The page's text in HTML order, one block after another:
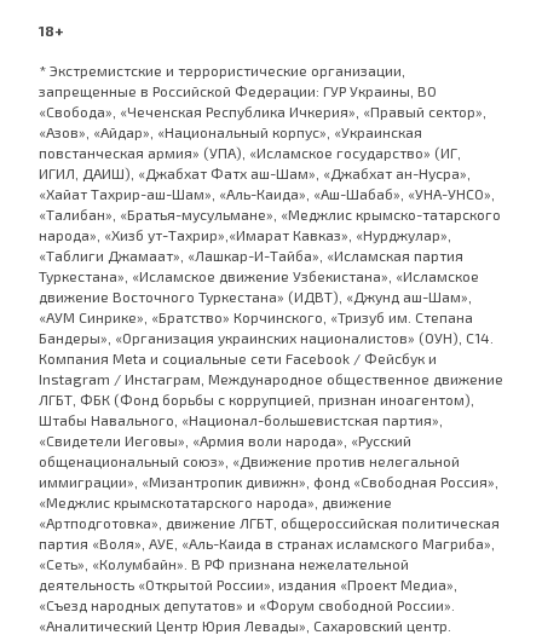
18+
* Экстремистские и террористические организации,
запрещенные в Российской Федерации: ГУР Украины, ВО
«Свобода», «Чеченская Республика Ичкерия», «Правый сектор»,
«Азов», «Айдар», «Национальный корпус», «Украинская
повстанческая армия» (УПА), «Исламское государство» (ИГ,
ИГИЛ, ДАИШ), «Джабхат Фатх аш-Шам», «Джабхат ан-Нусра»,
«Хайат Тахрир-аш-Шам», «Аль-Каида», «Аш-Шабаб», «УНА-УНСО»,
«Талибан», «Братья-мусульмане», «Меджлис крымско-татарского
народа», «Хизб ут-Тахрир»,«Имарат Кавказ», «Нурджулар»,
«Таблиги Джамаат», «Лашкар-И-Тайба», «Исламская партия
Туркестана», «Исламское движение Узбекистана», «Исламское
движение Восточного Туркестана» (ИДВТ), «Джунд аш-Шам»,
«АУМ Синрике», «Братство» Корчинского, «Тризуб им. Степана
Бандеры», «Организация украинских националистов» (ОУН), С14.
Компания Meta и социальные сети Facebook / Фейсбук и
Instagram / Инстаграм, Международное общественное движение
ЛГБТ, ФБК (Фонд борьбы с коррупцией, признан иноагентом),
Штабы Навального, «Национал-большевистская партия»,
«Свидетели Иеговы», «Армия воли народа», «Русский
общенациональный союз», «Движение против нелегальной
иммиграции», «Мизантропик дивижн», фонд «Свободная Россия»,
«Меджлис крымскотатарского народа», движение
«Артподготовка», движение ЛГБТ, общероссийская политическая
партия «Воля», АУЕ, «Аль-Каида в странах исламского Магриба»,
«Сеть», «Колумбайн». В РФ признана нежелательной
деятельность «Открытой России», издания «Проект Медиа»,
«Съезд народных депутатов» и «Форум свободной России».
«Аналитический Центр Юрия Левады», Сахаровский центр.